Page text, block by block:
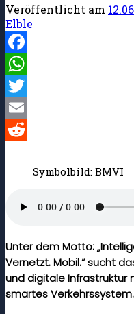
Veröffentlicht am
Elble
Facebook
WhatsApp
Twitter
Email
Symbolbild: BMVI
Unter dem Motto:
Vernetzt. Mobil.“ sucht
und digitale Infrastruktur
smartes Verkehrssystem.